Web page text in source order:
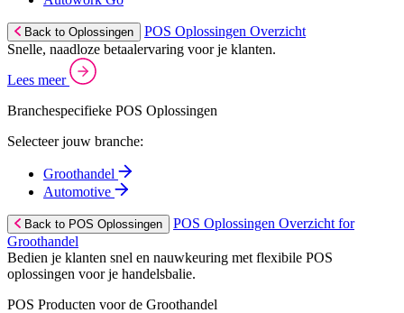
Back to Oplossingen
POS Oplossingen Overzicht
Snelle, naadloze betaalervaring voor je klanten.
Lees meer
Branchespecifieke POS Oplossingen
Selecteer jouw branche:
Groothandel
Automotive
Back to POS Oplossingen
POS Oplossingen Overzicht for
Groothandel
Bedien je klanten snel en nauwkeuring met flexibile POS
oplossingen voor je handelsbalie.
POS Producten voor de Groothandel